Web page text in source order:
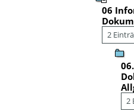
06
2
2